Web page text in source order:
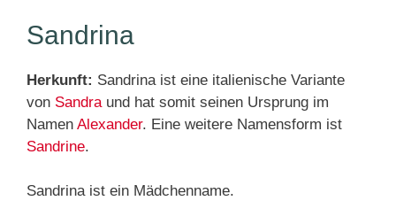
Sandrina
Herkunft: Sandrina ist eine italienische Variante
von Sandraund hat somit seinen Ursprung im
Namen Alexander. Eine weitere Namensform ist
Sandrine.
Sandrina ist ein Mädchenname.